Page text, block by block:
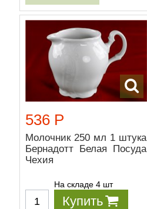
536 Р
Молочник 250 мл 1 штука
Бернадотт Белая Посуда
Чехия
На складе 4 шт
Купить